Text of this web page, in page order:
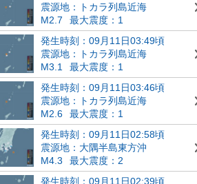
震源地：トカラ列島近海
M2.7
最大震度：1
発生時刻：09月11日03:49頃
震源地：トカラ列島近海
M3.1
最大震度：1
発生時刻：09月11日03:46頃
震源地：トカラ列島近海
M2.6
最大震度：1
発生時刻：09月11日02:58頃
震源地：大隅半島東方沖
M4.3
最大震度：2
発生時刻：09月11日02:39頃